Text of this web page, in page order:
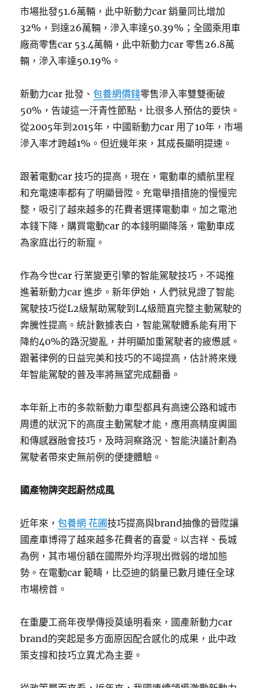
市場批發51.6萬輛，此中新動力car 銷量同比增加
32%，到達26萬輛，滲入率達50.39%；全國乘用車
廠商零售car 53.4萬輛，此中新動力car 零售26.8萬
輛，滲入率達50.19%。
新動力car 批發、包養網價錢零售滲入率雙雙衝破
50%，告竣這一汗青性節點，比很多人預估的要快。
從2005年到2015年，中國新動力car 用了10年，市場
滲入率才跨越1%。但近幾年來，其成長顯明提速。
跟著電動car 技巧的提高，現在，電動車的續航里程
和充電速率都有了明顯晉陞。充電舉措措施的慢慢完
整，吸引了越來越多的花費者選擇電動車。加之電池
本錢下降，購買電動car 的本錢明顯降落，電動車成
為家庭出行的新寵。
作為今世car 行業變更引擎的智能駕駛技巧，不竭推
進著新動力car 進步。新年伊始，人們就見證了智能
駕駛技巧從L2級幫助駕駛到L4級簡直完整主動駕駛的
奔騰性提高。統計數據表白，智能駕駛體系能有用下
降約40%的路況變亂，并明顯加重駕駛者的疲憊感。
跟著律例的日益完美和技巧的不竭提高，估計將來幾
年智能駕駛的普及率將無望完成翻番。
本年新上市的多款新動力車型都具有高速公路和城市
周遭的狀況下的高度主動駕駛才能，應用高精度輿圖
和傳感器融會技巧，及時洞察路況、智能決議計劃為
駕駛者帶來史無前例的便捷體驗。
國產物牌突起蔚然成風
近年來，包養網 花圃技巧提高與brand抽像的晉陞讓
國產車博得了越來越多花費者的喜愛。以吉祥、長城
為例，其市場份額在國際外均浮現出微弱的增加態
勢。在電動car 範疇，比亞迪的銷量已數月連任全球
市場榜首。
在重慶工商年夜學傳授莫遠明看來，國產新動力car
brand的突起是多方面原因配合感化的成果，此中政
策支撐和技巧立異尤為主要。